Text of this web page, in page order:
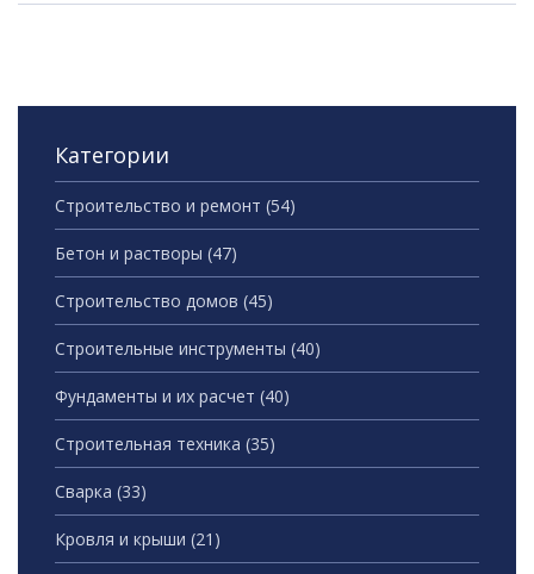
Категории
Строительство и ремонт (54)
Бетон и растворы (47)
Строительство домов (45)
Строительные инструменты (40)
Фундаменты и их расчет (40)
Строительная техника (35)
Сварка (33)
Кровля и крыши (21)